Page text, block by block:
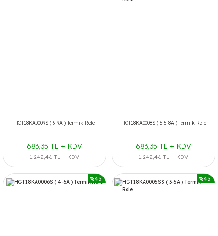
HGT18KA0009S ( 6-9A ) Termik Role
683,35 TL + KDV
1.242,46 TL + KDV
HGT18KA0008S ( 5,6-8A ) Termik Role
683,35 TL + KDV
1.242,46 TL + KDV
%45 %45